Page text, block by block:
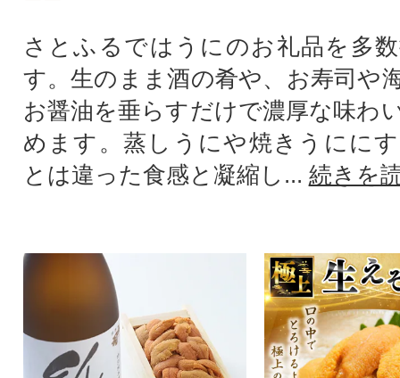
さとふるではうにのお礼品を多
す。生のまま酒の肴や、お寿司や
お醤油を垂らすだけで濃厚な味わ
めます。蒸しうにや焼きうにに
とは違った食感と凝縮し... 続きを